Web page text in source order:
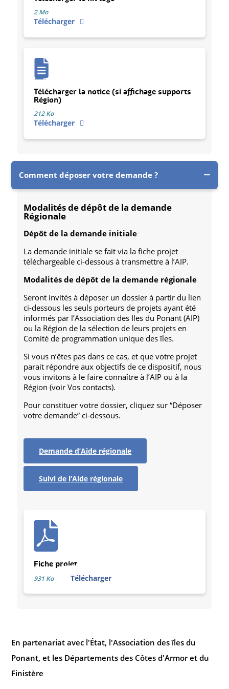
2 Mo
Télécharger
Télécharger la notice (si affichage supports
Région)
212 Ko
Télécharger
Comment déposer votre demande ?
Modalités de dépôt de la demande
Régionale
Dépôt de la demande initiale
La demande initiale se fait via la fiche projet
téléchargeable ci-dessous à transmettre à l’AIP.
Modalités de dépôt de la demande régionale
Seront invités à déposer un dossier à partir du lien
ci-dessous les seuls porteurs de projets ayant été
informés par l’Association des Iles du Ponant (AIP)
ou la Région de la sélection de leurs projets en
Comité de programmation unique des îles.
Si vous n’êtes pas dans ce cas, et que votre projet
parait répondre aux objectifs de ce dispositif, nous
vous invitons à le faire connaître à l’AIP ou à la
Région (voir Vos contacts).
Pour constituer votre dossier, cliquez sur “Déposer
votre demande” ci-dessous.
Demande d’Aide régionale
Suivi de l’Aide régionale
Fiche projet
931 Ko Télécharger
En partenariat avec l'État, l'Association des îles du
Ponant, et les Départements des Côtes d'Armor et du
Finistère